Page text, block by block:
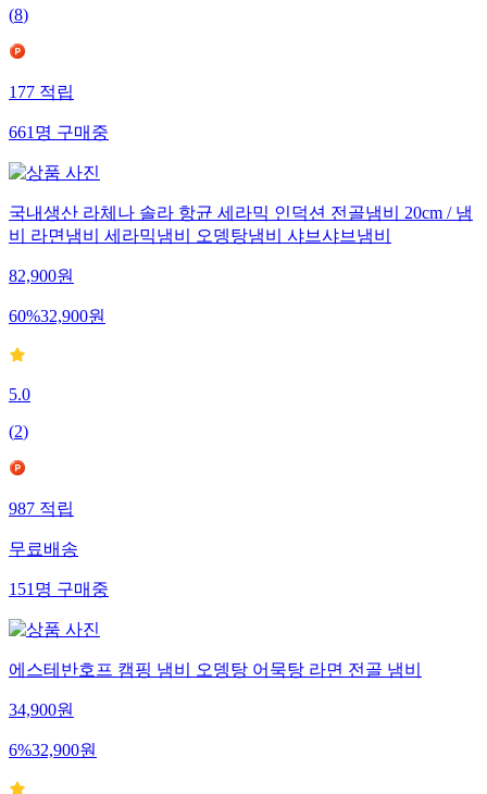
(8)
177적립
661명구매중
국내생산 라체나 솔라 항균 세라믹 인덕션 전골냄비 20cm / 냄
비 라면냄비 세라믹냄비 오뎅탕냄비 샤브샤브냄비
82,900원
60%32,900원
5.0
(2)
987적립
무료배송
151명구매중
에스테반호프 캠핑 냄비 오뎅탕 어묵탕 라면 전골 냄비
34,900원
6%32,900원